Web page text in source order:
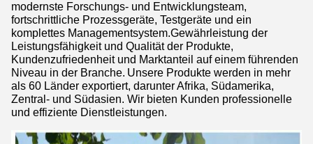
modernste Forschungs- und Entwicklungsteam,
fortschrittliche Prozessgeräte, Testgeräte und ein
komplettes Managementsystem.Gewährleistung der
Leistungsfähigkeit und Qualität der Produkte,
Kundenzufriedenheit und Marktanteil auf einem führenden
Niveau in der Branche. Unsere Produkte werden in mehr
als 60 Länder exportiert, darunter Afrika, Südamerika,
Zentral- und Südasien. Wir bieten Kunden professionelle
und effiziente Dienstleistungen.